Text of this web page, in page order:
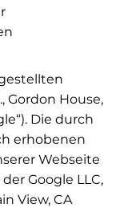
Gordon House,
Die durch
erhobenen
Webseite
Google LLC,
View, CA